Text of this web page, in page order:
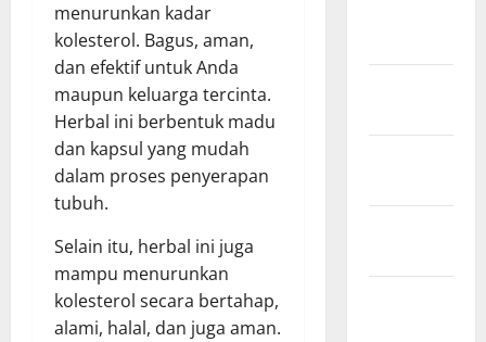
menurunkan kadar
kolesterol. Bagus, aman,
dan efektif untuk Anda
maupun keluarga tercinta.
Herbal ini berbentuk madu
dan kapsul yang mudah
dalam proses penyerapan
tubuh.
Selain itu, herbal ini juga
mampu menurunkan
kolesterol secara bertahap,
alami, halal, dan juga aman.